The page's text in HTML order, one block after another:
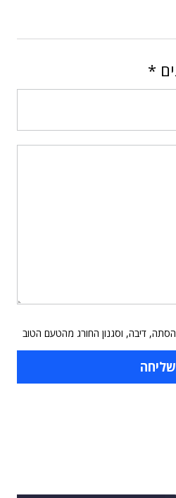
*
הסתה, דיבה, וסגנון החורג מהטעם הטוב